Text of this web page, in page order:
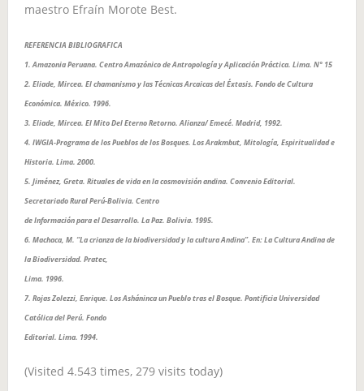
maestro Efraín Morote Best.
REFERENCIA BIBLIOGRAFICA
1. Amazonia Peruana. Centro Amazónico de Antropología y Aplicación Práctica. Lima. N° 15
2. Eliade, Mircea. El chamanismo y las Técnicas Arcaicas del Éxtasis. Fondo de Cultura
Económica. México. 1996.
3. Eliade, Mircea. El Mito Del Eterno Retorno. Alianza/ Emecé. Madrid, 1992.
4. IWGIA-Programa de los Pueblos de los Bosques. Los Arakmbut, Mitología, Espiritualidad e
Historia. Lima. 2000.
5. Jiménez, Greta. Rituales de vida en la cosmovisión andina. Convenio Editorial.
Secretariado Rural Perú-Bolivia. Centro
de Información para el Desarrollo. La Paz. Bolivia. 1995.
6. Machaca, M. “La crianza de la biodiversidad y la cultura Andina”. En: La Cultura Andina de
la Biodiversidad. Pratec,
Lima. 1996.
7. Rojas Zolezzi, Enrique. Los Asháninca un Pueblo tras el Bosque. Pontificia Universidad
Católica del Perú. Fondo
Editorial. Lima. 1994.
(Visited 4.543 times, 279 visits today)